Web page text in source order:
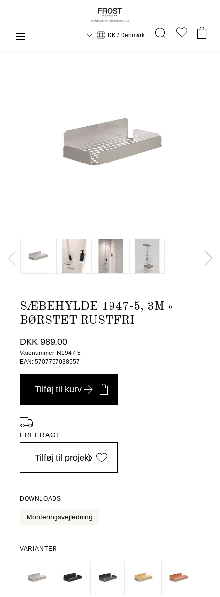
DK / Denmark
SÆBEHYLDE 1947-5, 3M »
BØRSTET RUSTFRI
DKK 989,00
Varenummer: N1947-5
EAN: 5707757038557
Tilføj til kurv
FRI FRAGT
i Danmark ved køb over 4.999 DKK, -
Tilføj til projekt
DOWNLOADS
Monteringsvejledning
VARIANTER